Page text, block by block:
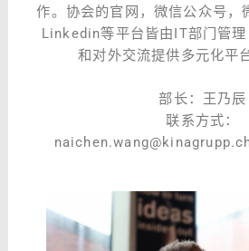
作。协会的官网，微信公众号，
Linkedin等平台皆由IT部门管
和对外交流提供多元化平
部长：王乃辰
联系方式：